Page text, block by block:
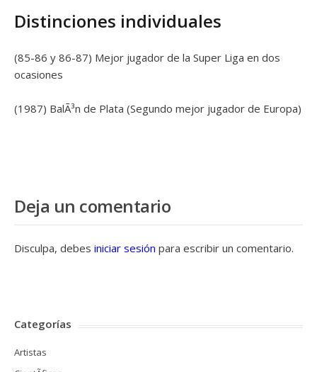
Distinciones individuales
(85-86 y 86-87) Mejor jugador de la Super Liga en dos
ocasiones
(1987) BalÃ³n de Plata (Segundo mejor jugador de Europa)
Deja un comentario
Disculpa, debes iniciar sesión para escribir un comentario.
Categorías
Artistas